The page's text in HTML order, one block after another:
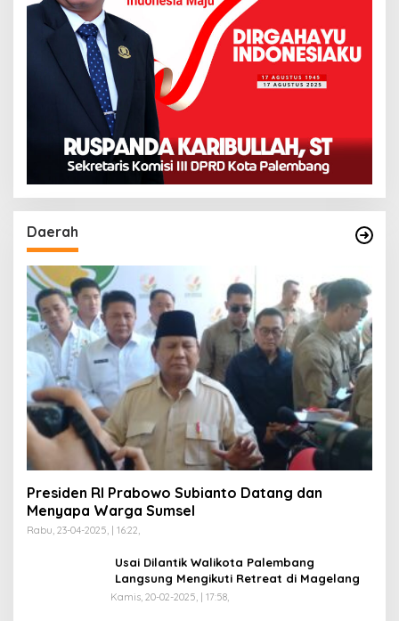
Daerah
Presiden RI Prabowo Subianto Datang dan
Menyapa Warga Sumsel
Rabu, 23-04-2025, | 16:22,
Usai Dilantik Walikota Palembang
Langsung Mengikuti Retreat di Magelang
Kamis, 20-02-2025, | 17:58,